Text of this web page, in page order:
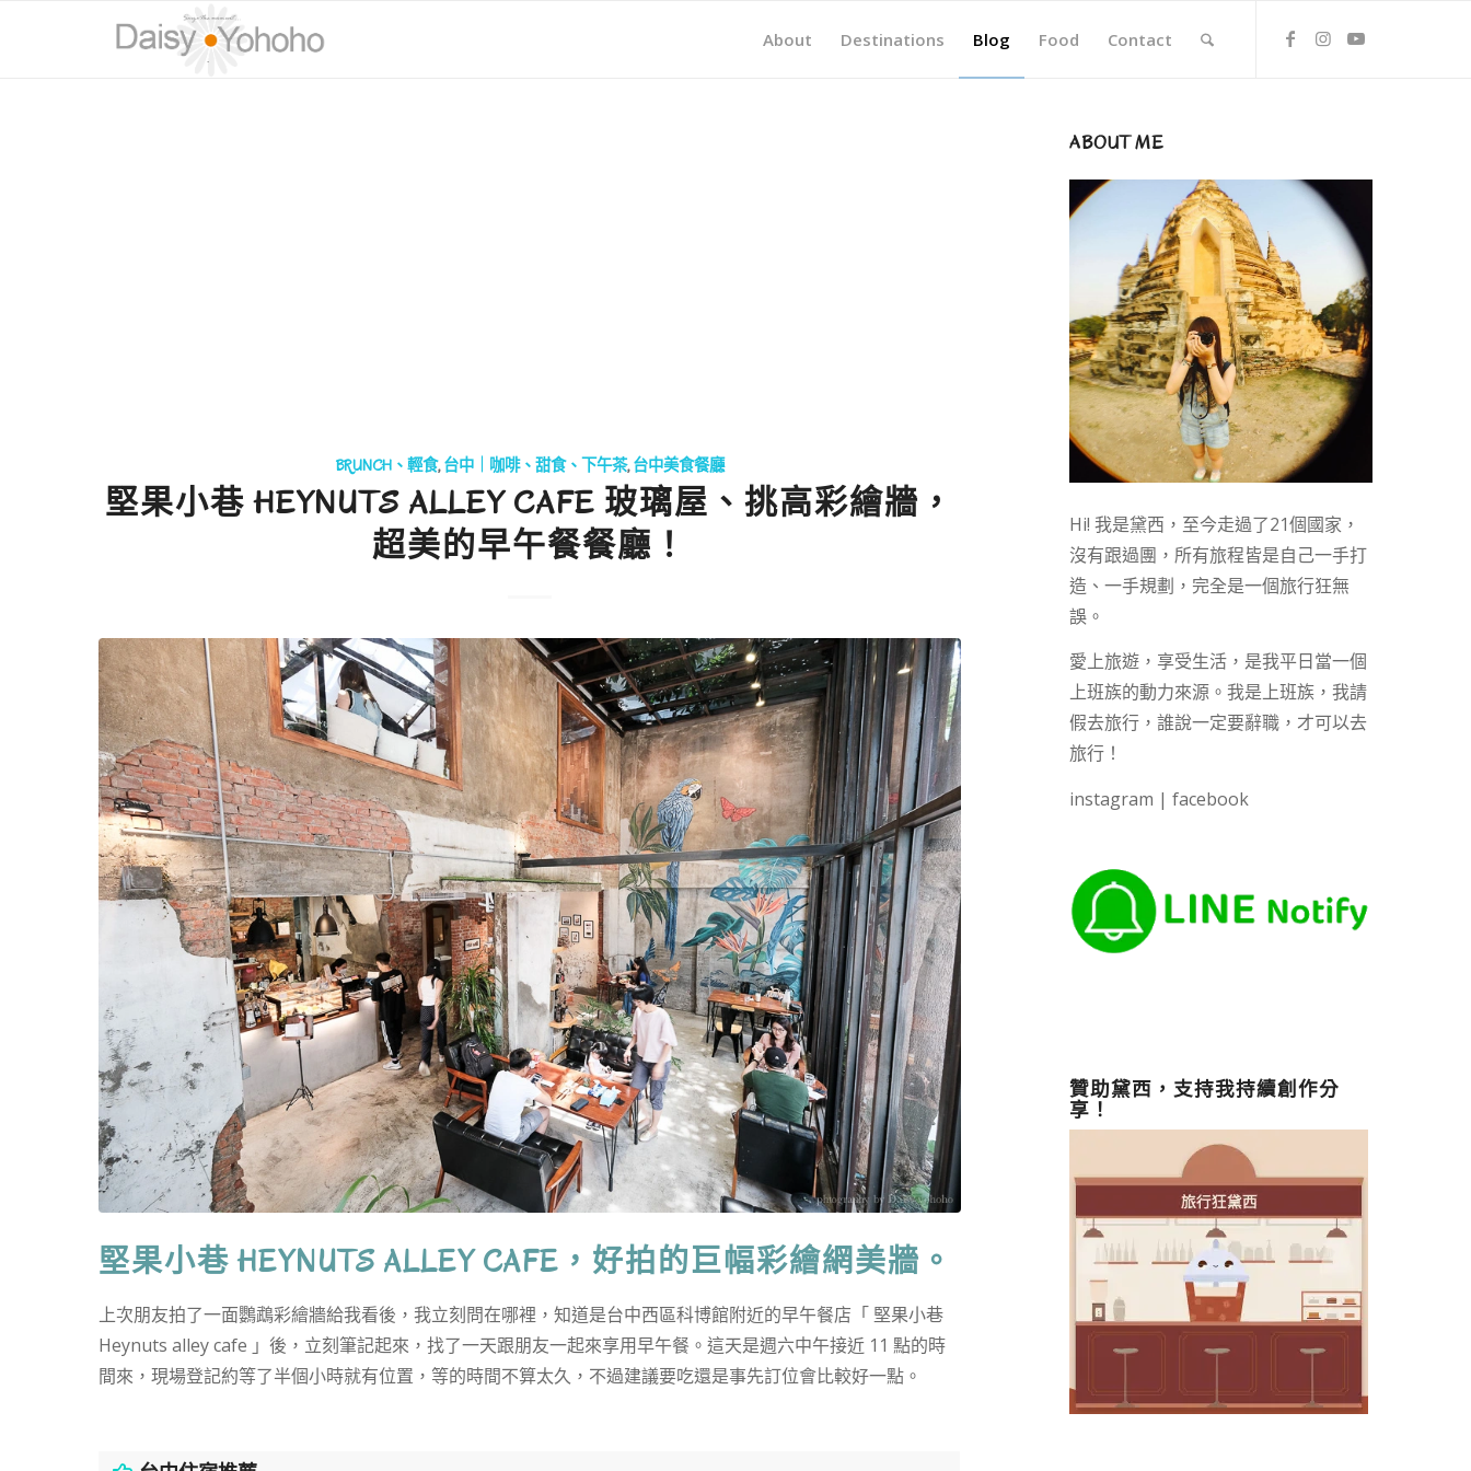
About Destinations Blog Food Contact
BRUNCH、輕食,台中｜咖啡、甜食、下午茶,台中美食餐廳
堅果小巷 HEYNUTS ALLEY CAFE 玻璃屋、挑高彩繪牆，
超美的早午餐餐廳！
堅果小巷 HEYNUTS ALLEY CAFE，好拍的巨幅彩繪網美牆。
上次朋友拍了一面鸚鵡彩繪牆給我看後，我立刻問在哪裡，知道是台中西區科博館附近的早午餐店「 堅果小巷
Heynuts alley cafe 」後，立刻筆記起來，找了一天跟朋友一起來享用早午餐。這天是週六中午接近 11 點的時
間來，現場登記約等了半個小時就有位置，等的時間不算太久，不過建議要吃還是事先訂位會比較好一點。
ABOUT ME
Hi! 我是黛西，至今走過了21個國家，
沒有跟過團，所有旅程皆是自己一手打
造、一手規劃，完全是一個旅行狂無
誤。
愛上旅遊，享受生活，是我平日當一個
上班族的動力來源。我是上班族，我請
假去旅行，誰說一定要辭職，才可以去
旅行！
instagram | facebook
贊助黛西，支持我持續創作分
享！